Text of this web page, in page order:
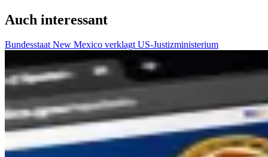
Auch interessant
Bundesstaat New Mexico verklagt US-Justizministerium